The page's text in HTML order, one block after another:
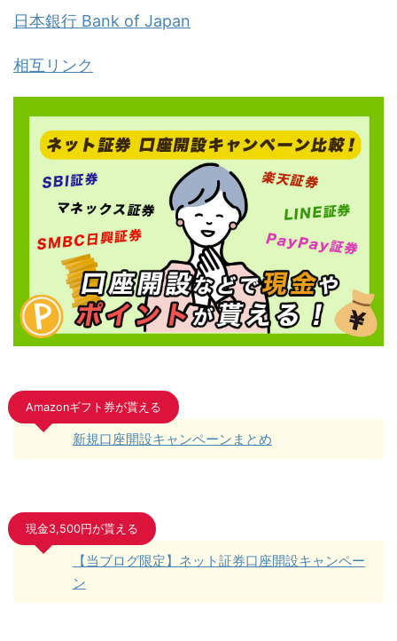
日本銀行 Bank of Japan
相互リンク
Amazonギフト券が貰える
新規口座開設キャンペーンまとめ
現金3,500円が貰える
【当ブログ限定】ネット証券口座開設キャンペー
ン